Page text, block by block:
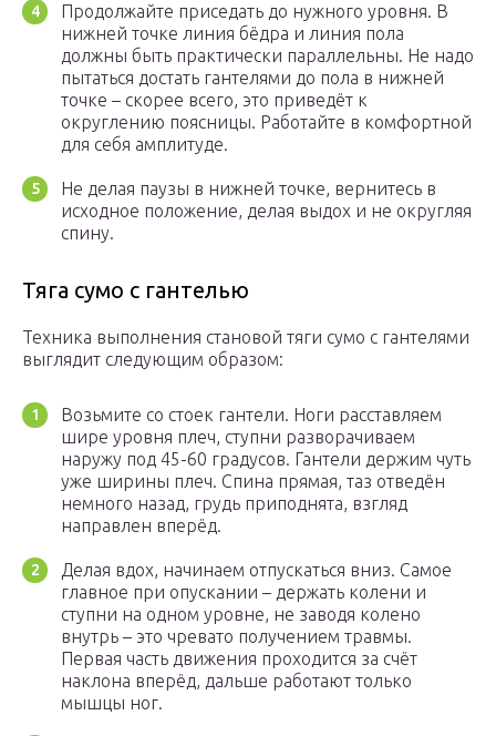
Продолжайте приседать до нужного уровня. В
нижней точке линия бёдра и линия пола
должны быть практически параллельны. Не надо
пытаться достать гантелями до пола в нижней
точке – скорее всего, это приведёт к
округлению поясницы. Работайте в комфортной
для себя амплитуде.
Не делая паузы в нижней точке, вернитесь в
исходное положение, делая выдох и не округляя
спину.
Тяга сумо с гантелью
Техника выполнения становой тяги сумо с гантелями
выглядит следующим образом:
Возьмите со стоек гантели. Ноги расставляем
шире уровня плеч, ступни разворачиваем
наружу под 45-60 градусов. Гантели держим чуть
уже ширины плеч. Спина прямая, таз отведён
немного назад, грудь приподнята, взгляд
направлен вперёд.
Делая вдох, начинаем отпускаться вниз. Самое
главное при опускании – держать колени и
ступни на одном уровне, не заводя колено
внутрь – это чревато получением травмы.
Первая часть движения проходится за счёт
наклона вперёд, дальше работают только
мышцы ног.